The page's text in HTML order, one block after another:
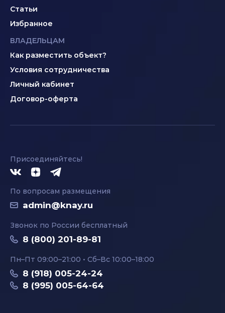
Статьи
Избранное
ВЛАДЕЛЬЦАМ
Как разместить объект?
Условия сотрудничества
Личный кабинет
Договор-оферта
Присоединяйтесь!
По вопросам размещения
admin@knay.ru
Звонок по России бесплатный
8 (800) 201-89-81
Пн–Пт 09:00–21:00 • Сб–Вс 10:00–18:00
8 (918) 005-24-24
8 (995) 005-64-64